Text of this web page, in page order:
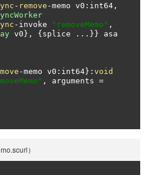
- remove -memo v0 : int64 ,
- invoke "removeMemo" ,
v0}, {splice ...}}
-memo v0 : int64}: void
, arguments =
）